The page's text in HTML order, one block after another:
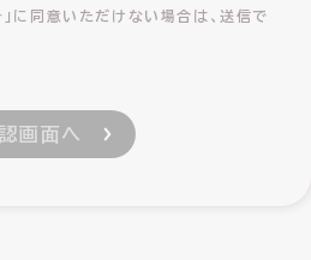
に同意いただけない場合は、送信で